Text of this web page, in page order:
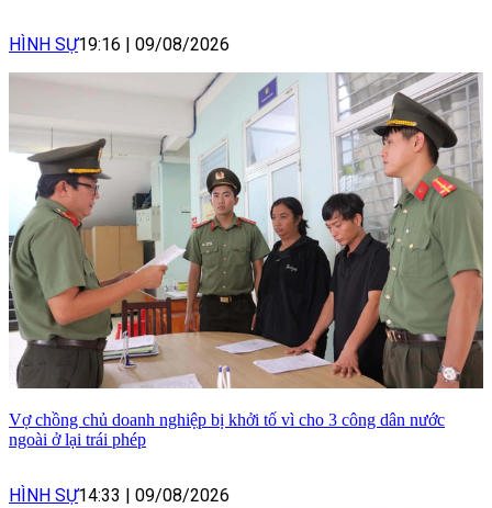
HÌNH SỰ19:16 09/08/2026
Vợ chồng chủ doanh nghiệp bị khởi tố vì cho 3 công dân nước
ngoài ở lại trái phép
HÌNH SỰ14:33 09/08/2026